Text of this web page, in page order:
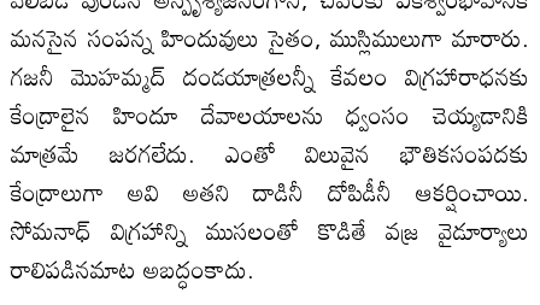
మనసైన సంపన్న హిందువులు సైతం, ముస్లిములుగా మారారు.
గజనీ మొహమ్మద్‌ దండయాత్రలన్నీ కేవలం విగ్రహారాధనకు
కేంద్రాలైన హిందూ దేవాలయాలను ధ్వంసం చెయ్యడానికి
మాత్రమే జరగలేదు. ఎంతో విలువైన భౌతికసంపదకు
కేంద్రాలుగా అవి అతని దాడినీ దోపిడీనీ ఆకర్షించాయి.
సోమనాధ్‌ విగ్రహాన్ని ముసలంతో కొడితే వజ్ర వైడూర్యాలు
రాలిపడినమాట అబద్ధంకాదు.